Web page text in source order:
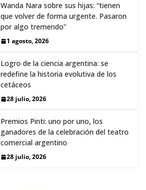
Wanda Nara sobre sus hijas: “tienen
que volver de forma urgente. Pasaron
por algo tremendo”
1 agosto, 2026
Logro de la ciencia argentina: se
redefine la historia evolutiva de los
cetáceos
28 julio, 2026
Premios Pinti: uno por uno, los
ganadores de la celebración del teatro
comercial argentino
28 julio, 2026